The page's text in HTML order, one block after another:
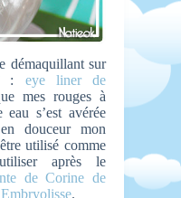
démaquillant sur
: eye liner de
mes rouges à
s’est avérée
douceur mon
utilisé comme
après le
de Corine de
.